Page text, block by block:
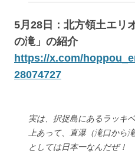
5月28日：北方領土エリ
の滝」の紹介
https://x.com/
28074727
実は、択捉島にあるラッキ
上あって、直瀑（滝口から
としては日本一なんだぜ！